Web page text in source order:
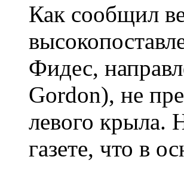
Как сообщил
Фидес,
Gordon), не
левого крыла.
газете, что в